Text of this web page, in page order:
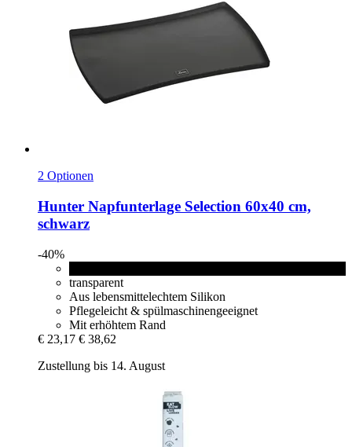
2 Optionen
Hunter Napfunterlage Selection 60x40 cm,
schwarz
-40%
transparent
Aus lebensmittelechtem Silikon
Pflegeleicht & spülmaschinengeeignet
Mit erhöhtem Rand
€ 23,17 € 38,62
Zustellung bis 14. August